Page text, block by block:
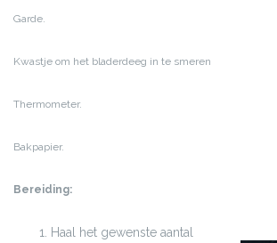
Garde.
Kwastje om het bladerdeeg in te smeren
Thermometer.
Bakpapier.
Bereiding:
Haal het gewenste aantal